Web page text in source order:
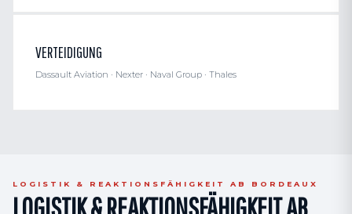
VERTEIDIGUNG
Dassault Aviation · Nexter · Naval Group · Thales
LOGISTIK & REAKTIONSFÄHIGKEIT AB BORDEAUX
LOGISTIK & REAKTIONSFÄHIGKEIT AB